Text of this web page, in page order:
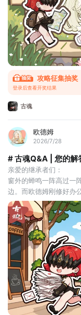
▌参与方式
1.
攻略征集抽奖
登录后查看开奖结果
古魂
欧德姆
2026/7/28
# 古魂Q&A | 您的解
亲爱的继承者们：
窗外的蝉鸣一阵高过一
边。而欧德姆刚修好办
乌泱泱的继承者们推
上。
欧德姆放下茶杯：大佬
继承者（抱着一堆魂核
堆魂核装不上去，急得
欧德姆（掏出一张皱